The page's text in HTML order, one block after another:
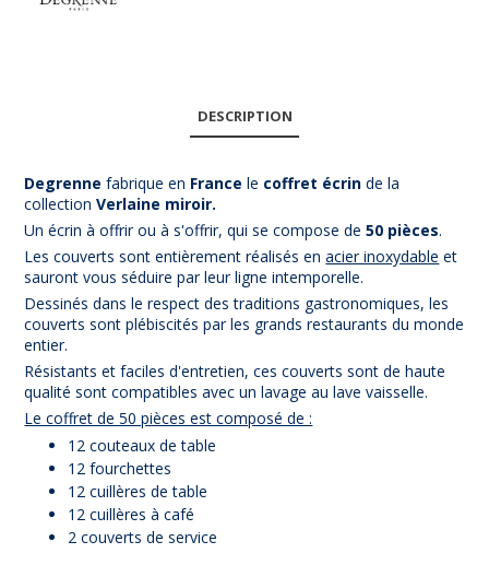
DESCRIPTION
Degrenne fabrique en France le coffret écrin de la
collectionVerlaine miroir.
Un écrin à offrir ou à s'offrir, qui se compose de50 pièces.
Les couverts sont entièrement réalisés enacier inoxydable et
sauront vous séduire par leur ligne intemporelle.
Dessinés dans le respect des traditions gastronomiques, les
couverts sont plébiscités par les grands restaurants du monde
entier.
Résistants et faciles d'entretien, ces couverts sont de haute
qualité sont compatibles avec un lavage au lave vaisselle.
Le coffret de 50 pièces est composé de :
12 couteaux de table
12 fourchettes
12 cuillères de table
12 cuillères à café
2 couverts de service